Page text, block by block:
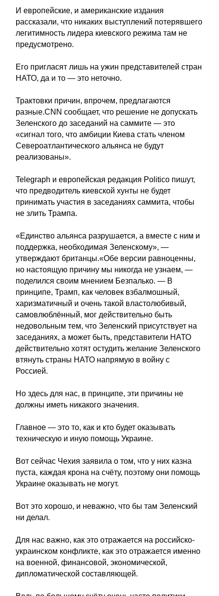
И европейские, и американские издания
рассказали, что никаких выступлений потерявшего
легитимность лидера киевского режима там не
предусмотрено.
Его пригласят лишь на ужин представителей стран
НАТО, да и то — это неточно.
Трактовки причин, впрочем, предлагаются
разные.CNN сообщает, что решение не допускать
Зеленского до заседаний на саммите — это
«сигнал того, что амбиции Киева стать членом
Североатлантического альянса не будут
реализованы».
Telegraph и европейская редакция Politico пишут,
что предводитель киевской хунты не будет
принимать участия в заседаниях саммита, чтобы
не злить Трампа.
«Единство альянса разрушается, а вместе с ним и
поддержка, необходимая Зеленскому», —
утверждают британцы.«Обе версии равноценны,
но настоящую причину мы никогда не узнаем, —
поделился своим мнением Безпалько. — В
принципе, Трамп, как человек взбалмошный,
харизматичный и очень такой властолюбивый,
самовлюблённый, мог действительно быть
недовольным тем, что Зеленский присутствует на
заседаниях, а может быть, представители НАТО
действительно хотят остудить желание Зеленского
втянуть страны НАТО напрямую в войну с
Россией.
Но здесь для нас, в принципе, эти причины не
должны иметь никакого значения.
Главное — это то, как и кто будет оказывать
техническую и иную помощь Украине.
Вот сейчас Чехия заявила о том, что у них казна
пуста, каждая крона на счёту, поэтому они помощь
Украине оказывать не могут.
Вот это хорошо, и неважно, что бы там Зеленский
ни делал.
Для нас важно, как это отражается на российско-
украинском конфликте, как это отражается именно
на военной, финансовой, экономической,
дипломатической составляющей.